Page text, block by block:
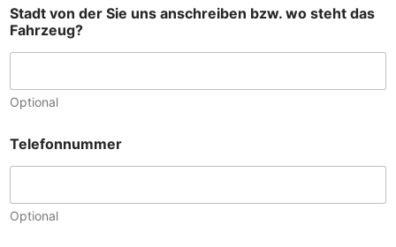
Stadt von der Sie uns anschreiben bzw. wo steht das
Fahrzeug?
Optional
Telefonnummer
Optional